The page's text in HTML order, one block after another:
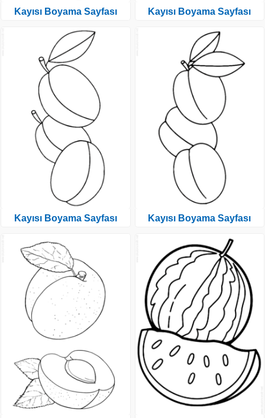
Kayısı Boyama Sayfası
Kayısı Boyama Sayfası
Kayısı Boyama Sayfası
Kayısı Boyama Sayfası